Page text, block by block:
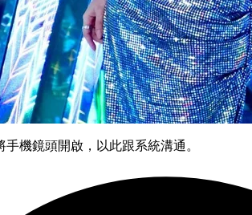
機鏡頭開啟，以此跟系統溝通。